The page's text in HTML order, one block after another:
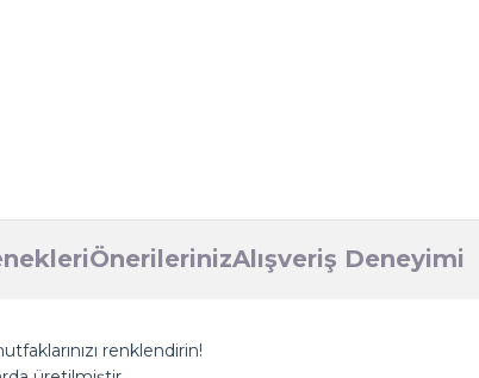
ÖnerilerinizAlışveriş Deneyimi
renklendirin!